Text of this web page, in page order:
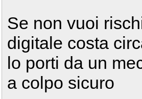
Se non vuoi
digitale costa
lo porti da un
a colpo sicuro